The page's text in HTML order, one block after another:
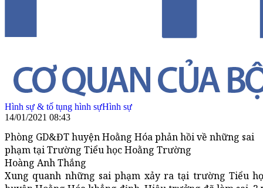
Hình sự & tố tụng hình sựHình sự
14/01/2021 08:43
Phòng GD&ĐT huyện Hoằng Hóa phản hồi về những sai
phạm tại Trường Tiểu học Hoằng Trường
Hoàng Anh Thắng
Xung quanh những sai phạm xảy ra tại trường Tiểu